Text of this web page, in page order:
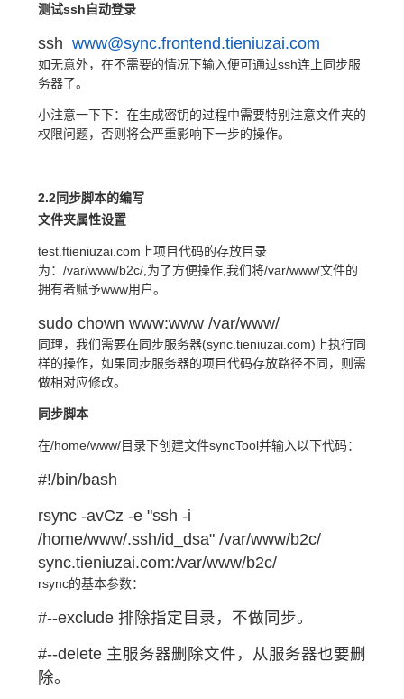
测试ssh自动登录
ssh www@sync.frontend.tieniuzai.com
如无意外，在不需要的情况下输入便可通过ssh连上同步服
务器了。
小注意一下下：在生成密钥的过程中需要特别注意文件夹的
权限问题，否则将会严重影响下一步的操作。
2.2同步脚本的编写
文件夹属性设置
test.ftieniuzai.com上项目代码的存放目录
为：/var/www/b2c/,为了方便操作,我们将/var/www/文件的
拥有者赋予www用户。
sudo chown www:www /var/www/
同理，我们需要在同步服务器(sync.tieniuzai.com)上执行同
样的操作，如果同步服务器的项目代码存放路径不同，则需
做相对应修改。
同步脚本
在/home/www/目录下创建文件syncTool并输入以下代码：
#!/bin/bash
rsync -avCz -e "ssh -i
/home/www/.ssh/id_dsa" /var/www/b2c/
sync.tieniuzai.com:/var/www/b2c/
rsync的基本参数：
#--exclude 排除指定目录，不做同步。
#--delete 主服务器删除文件，从服务器也要删
除。